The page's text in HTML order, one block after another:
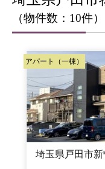
（物件数：10件）
アパート（一棟）
埼玉県戸田市